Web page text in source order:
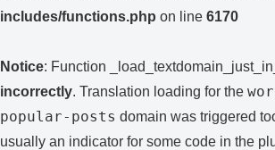
includes/functions.php on line 6170
Notice: Function
incorrectly. Translation loading for the
popular-posts domain was triggered
usually an indicator for some code in the